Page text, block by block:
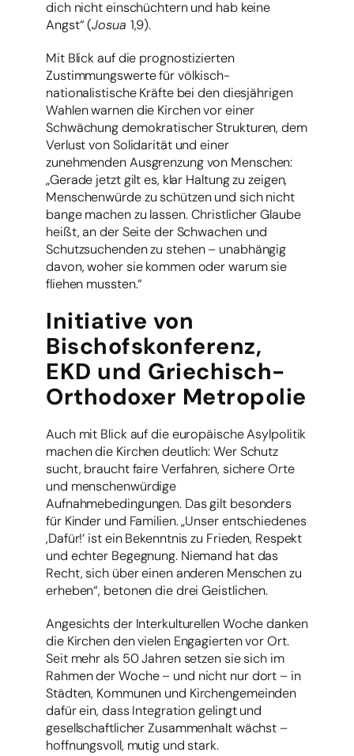
dich nicht einschüchtern und hab keine
Angst“ (Josua 1,9).
Mit Blick auf die prognostizierten
Zustimmungswerte für völkisch-
nationalistische Kräfte bei den diesjährigen
Wahlen warnen die Kirchen vor einer
Schwächung demokratischer Strukturen, dem
Verlust von Solidarität und einer
zunehmenden Ausgrenzung von Menschen:
„Gerade jetzt gilt es, klar Haltung zu zeigen,
Menschenwürde zu schützen und sich nicht
bange machen zu lassen. Christlicher Glaube
heißt, an der Seite der Schwachen und
Schutzsuchenden zu stehen – unabhängig
davon, woher sie kommen oder warum sie
fliehen mussten.“
Initiative von
Bischofskonferenz,
EKD und Griechisch-
Orthodoxer Metropolie
Auch mit Blick auf die europäische Asylpolitik
machen die Kirchen deutlich: Wer Schutz
sucht, braucht faire Verfahren, sichere Orte
und menschenwürdige
Aufnahmebedingungen. Das gilt besonders
für Kinder und Familien. „Unser entschiedenes
‚Dafür!‘ ist ein Bekenntnis zu Frieden, Respekt
und echter Begegnung. Niemand hat das
Recht, sich über einen anderen Menschen zu
erheben“, betonen die drei Geistlichen.
Angesichts der Interkulturellen Woche danken
die Kirchen den vielen Engagierten vor Ort.
Seit mehr als 50 Jahren setzen sie sich im
Rahmen der Woche – und nicht nur dort – in
Städten, Kommunen und Kirchengemeinden
dafür ein, dass Integration gelingt und
gesellschaftlicher Zusammenhalt wächst –
hoffnungsvoll, mutig und stark.